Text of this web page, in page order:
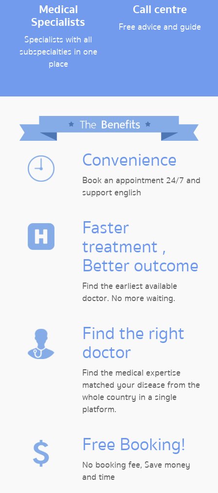
Medical
Specialists
Specialists with all
subspecialties in one
place
Call centre
Free advice and guide
Convenience
Book an appointment 24/7 and
support english
Faster
treatment ,
Better outcome
Find the earliest available
doctor. No more waiting.
Find the right
doctor
Find the medical expertise
matched your disease from the
whole country in a single
platform.
Free Booking!
No booking fee, Save money
and time